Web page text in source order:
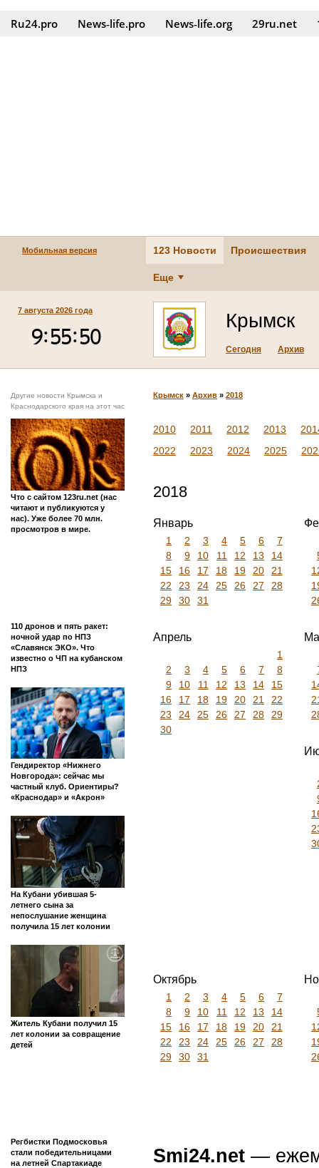
Ru24.pro News‑life.pro News‑life.org 29ru.net
Мобильная версия 123 Новости Происшествия
Еще
7 августа 2026 года Крымск
Сегодня Архив
Другие новости Крымска и
Краснодарского края на этот час
Что с сайтом 123ru.net (нас
читают и публикуются у
нас). Уже более 70 млн.
просмотров в мире.
110 дронов и пять ракет:
ночной удар по НПЗ
«Славянск ЭКО». Что
известно о ЧП на кубанском
НПЗ
Гендиректор «Нижнего
Новгорода»: сейчас мы
частный клуб. Ориентиры?
«Краснодар» и «Акрон»
На Кубани убившая 5-
летнего сына за
непослушание женщина
получила 15 лет колонии
Житель Кубани получил 15
лет колонии за совращение
детей
Регбистки Подмосковья
стали победительницами
на летней Спартакиаде
Крымск » Архив » 2018
2010 2011 2012 2013
2022
2023 2024 2025
2018
Январь
1 2 3 4 5 6
7
8
9 10 11 12 13
14
15
16 17 18 19 20
21
22
23 24 25 26 27
28
29
30 31
Апрель
1
2
3 4 5 6 7
8
9
10 11 12 13 14
15
16
17 18 19 20 21
22
23
24 25 26 27 28
29
30
Октябрь
1 2 3 4 5 6
7
8
9 10 11 12 13
14
15
16 17 18 19 20
21
22
23 24 25 26 27
28
29
30 31
Smi24.net —